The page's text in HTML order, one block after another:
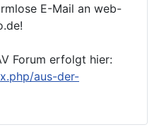
E-Mail an web-
Forum erfolgt hier:
aus-der-